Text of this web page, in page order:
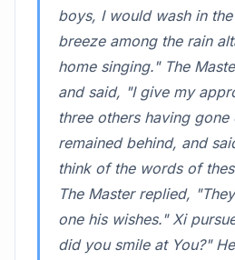
boys, I would wash in
breeze among the rain
home singing." The
and said, "I give my
three others having gone
remained behind, and
think of the words of
The Master replied,
one his wishes." Xi
did you smile at You?"